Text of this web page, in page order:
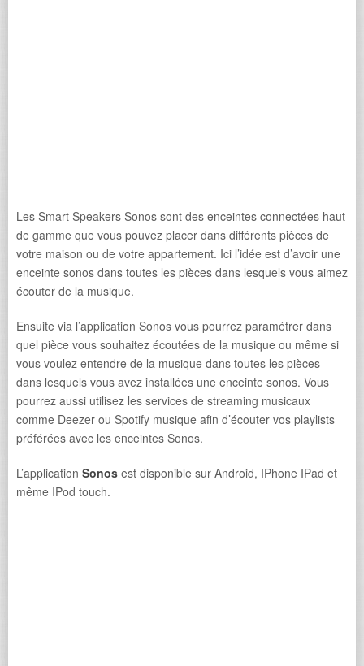
Les Smart Speakers Sonos sont des enceintes connectées haut
de gamme que vous pouvez placer dans différents pièces de
votre maison ou de votre appartement. Ici l’idée est d’avoir une
enceinte sonos dans toutes les pièces dans lesquels vous aimez
écouter de la musique.
Ensuite via l’application Sonos vous pourrez paramétrer dans
quel pièce vous souhaitez écoutées de la musique ou même si
vous voulez entendre de la musique dans toutes les pièces
dans lesquels vous avez installées une enceinte sonos. Vous
pourrez aussi utilisez les services de streaming musicaux
comme Deezer ou Spotify musique afin d’écouter vos playlists
préférées avec les enceintes Sonos.
L’application Sonos est disponible sur Android, IPhone IPad et
même IPod touch.